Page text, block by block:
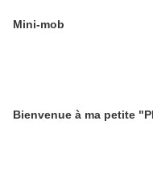
Mini-mob
Bienvenue à ma petite